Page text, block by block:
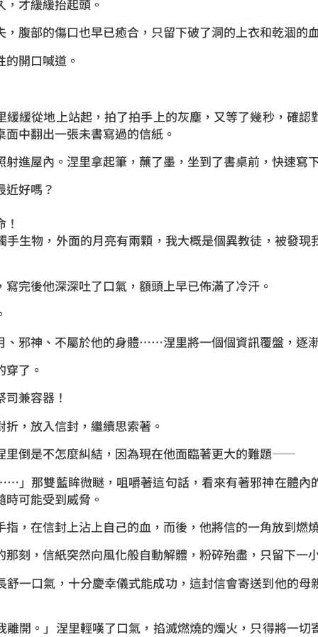
才緩緩抬起頭。
，腹部的傷口也早已癒合，只留下破了洞的上衣和乾涸的
開口喊道。
緩緩從地上站起，拍了拍手上的灰塵，又等了幾秒，確認
中翻出一張未書寫過的信紙。
射進屋內。涅里拿起筆，蘸了墨，坐到了書桌前，快速寫
好嗎？
手生物，外面的月亮有兩顆，我大概是個異教徒，被發現
完後他深深吐了口氣，額頭上早已佈滿了冷汗。
、邪神、不屬於他的身體……涅里將一個個資訊覆盤，逐
了。
兼容器！
，放入信封，繼續思索著。
里倒是不怎麼糾結，因為現在他面臨著更大的難題——
」那雙藍眸微瞇，咀嚼著這句話，看來有著邪神在體內
可能受到威脅。
指，在信封上沾上自己的血，而後，他將信的一角放到燃
那刻，信紙突然向風化般自動解體，粉碎殆盡，只留下一
一口氣，十分慶幸儀式能成功，這封信會寄送到他的母
離開。」涅里輕嘆了口氣，掐滅燃燒的燭火，只得將一切